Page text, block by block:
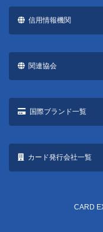
信用情報機関
関連協会
国際ブランド一覧
カード発行会社一覧
CARD